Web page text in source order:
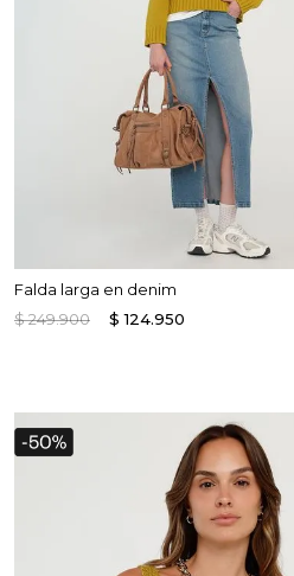
Falda larga en denim
$249.900 $ 124.950